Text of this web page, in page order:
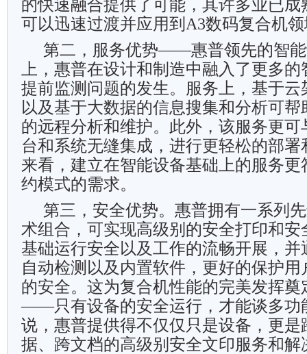
的快速融合提供了可能，其许多业已成
可以迅速过渡并应用到A3数码复合机
第二，服务优势——惠普领先的智
上，惠普在设计和制造中融入了更多
提前监测问题的发生。服务上，基于云
以及基于大数据的信息搜集和分析可
的远程分析和维护。此外，该服务更可
台和系统无缝集成，进行更轻松的部署
来看，建立在智能设备基础上的服务更
约模式的需求。
第三，安全优势。惠普拥有一系列
术组合，可实现高级别的安全打印和安
基础运行安全以及工作的流畅开展，并
自动检测以及内置软件，更好的保护
的安全。这为复合机性能的完美发挥奠
——只有设备的安全运行，才能谈多功
说，惠普提供得不仅仅只是设备，更是
据、跨文档的高级别安全文印服务和解